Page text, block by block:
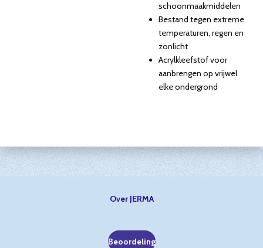
schoonmaakmiddelen
Bestand tegen extreme
temperaturen, regen en
zonlicht
Acrylkleefstof voor
aanbrengen op vrijwel
elke ondergrond
Over JERMA
Beoordeling